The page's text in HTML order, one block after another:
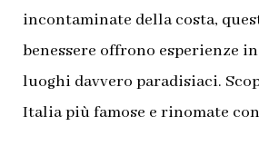
incontaminate della costa,
benessere offrono esperienze
luoghi davvero paradisiaci.
Italia più famose e rinomate